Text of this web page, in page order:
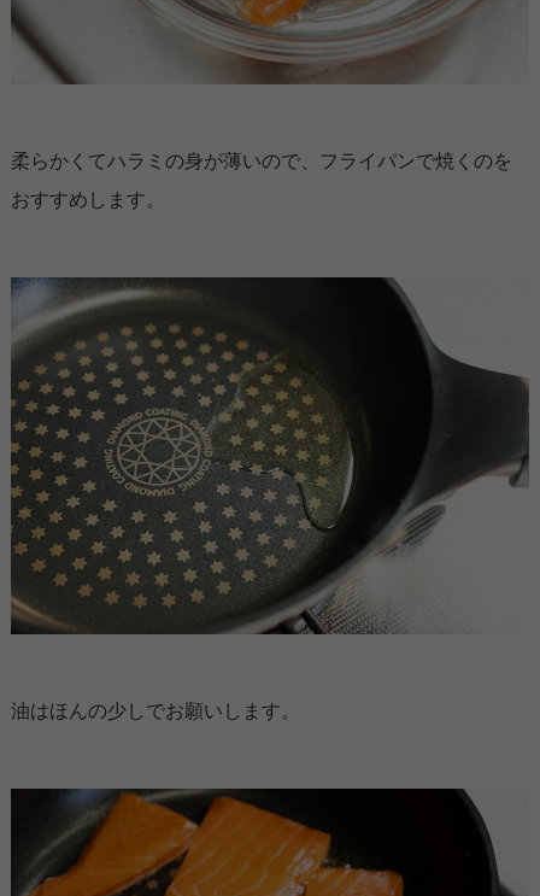
柔らかくてハラミの身が薄いので、フライパンで焼くのを
おすすめします。
油はほんの少しでお願いします。